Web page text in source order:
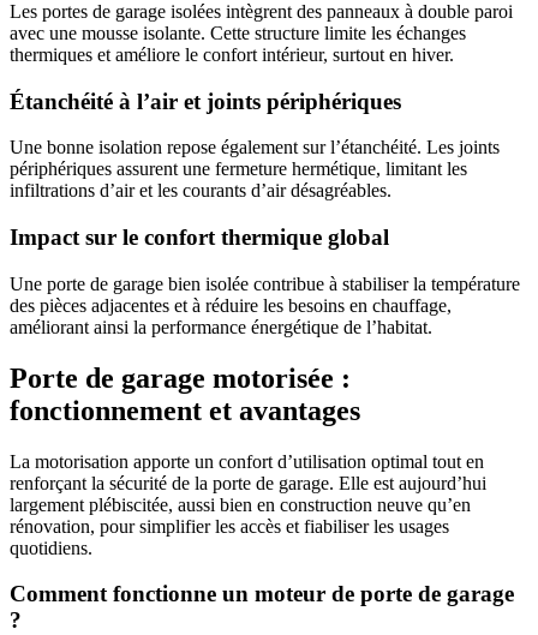
Les portes de garage isolées intègrent des panneaux à double paroi
avec une mousse isolante. Cette structure limite les échanges
thermiques et améliore le confort intérieur, surtout en hiver.
Étanchéité à l’air et joints périphériques
Une bonne isolation repose également sur l’étanchéité. Les joints
périphériques assurent une fermeture hermétique, limitant les
infiltrations d’air et les courants d’air désagréables.
Impact sur le confort thermique global
Une porte de garage bien isolée contribue à stabiliser la température
des pièces adjacentes et à réduire les besoins en chauffage,
améliorant ainsi la performance énergétique de l’habitat.
Porte de garage motorisée :
fonctionnement et avantages
La motorisation apporte un confort d’utilisation optimal tout en
renforçant la sécurité de la porte de garage. Elle est aujourd’hui
largement plébiscitée, aussi bien en construction neuve qu’en
rénovation, pour simplifier les accès et fiabiliser les usages
quotidiens.
Comment fonctionne un moteur de porte de garage
?